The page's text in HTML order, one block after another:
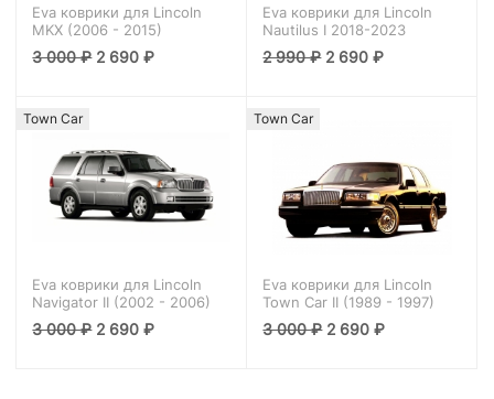
Eva коврики для Lincoln
MKX (2006 - 2015)
3 000₽ 2 690₽
Eva коврики для Lincoln
Nautilus I 2018-2023
2 990₽ 2 690₽
Town Car
Eva коврики для Lincoln
Navigator II (2002 - 2006)
3 000₽ 2 690₽
Town Car
Eva коврики для Lincoln
Town Car II (1989 - 1997)
3 000₽ 2 690₽